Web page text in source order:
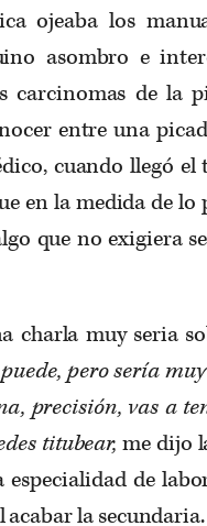
ojeaba los
asombro e
de la
entre una
cuando llegó el
en la medida de lo
que no exigiera
charla muy seria
pero sería
precisión, vas a
titubear,me dijo
especialidad de
la secundaria.